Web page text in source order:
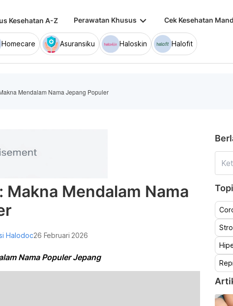
Kesehatan A-Z Perawatan Khusus keyboard_arrow_down Cek Kesehatan
Homecare Asuransiku Haloskin Halofit
Mendalam Nama Jepang Populer
Makna Mendalam Nama
Halodoc26 Februari 2026
Nama Populer Jepang